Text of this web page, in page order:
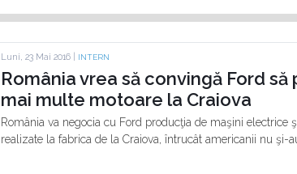
Luni, 23 Mai 2016 | INTERN
România vrea să convingă Ford
mai multe motoare la Craiova
România va negocia cu Ford producţia de maşini electrice
realizate la fabrica de la Craiova, întrucât americanii nu şi-